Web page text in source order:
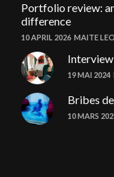
Portfolio review:
difference
10 APRIL 2026 MAITE
19 MAI 2024
Bribes
10 MARS